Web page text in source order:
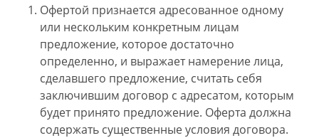
Офертой признается адресованное одному
или нескольким конкретным лицам
предложение, которое достаточно
определенно, и выражает намерение лица,
сделавшего предложение, считать себя
заключившим договор с адресатом, которым
будет принято предложение. Оферта должна
содержать существенные условия договора.